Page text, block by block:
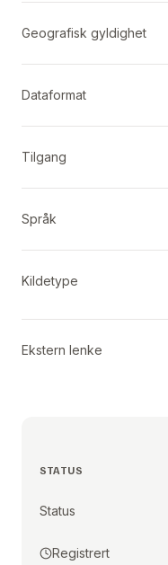
Geografisk gyldighet
Dataformat
Tilgang
Språk
Kildetype
Ekstern lenke
STATUS
Status
Registrert